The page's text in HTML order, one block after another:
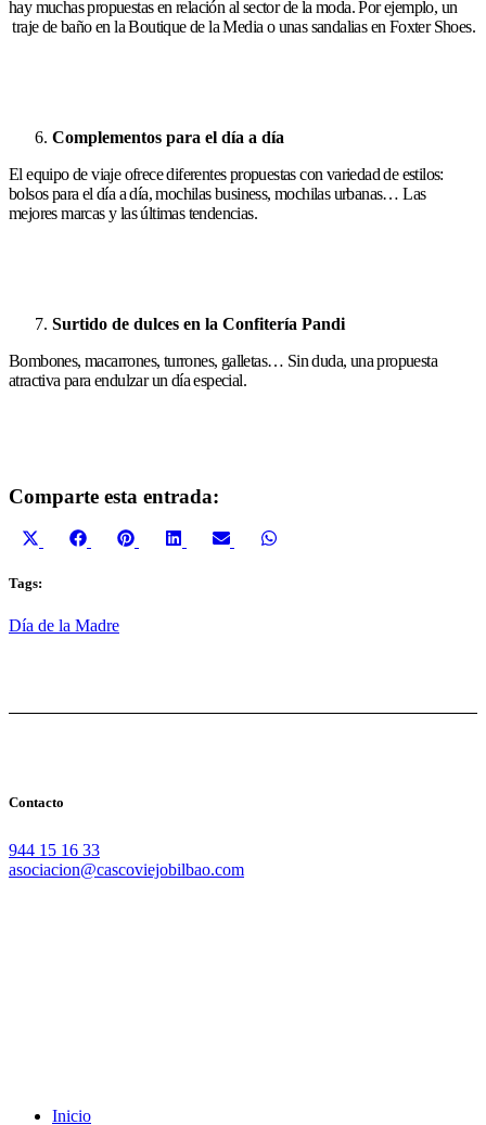
hay muchas propuestas en relación al sector de la moda. Por ejemplo, un
traje de baño en la Boutique de la Media o unas sandalias en Foxter Shoes.
Complementos para el día a día
El equipo de viaje ofrece diferentes propuestas con variedad de estilos:
bolsos para el día a día, mochilas business, mochilas urbanas… Las
mejores marcas y las últimas tendencias.
Surtido de dulces en la Confitería Pandi
Bombones, macarrones, turrones, galletas… Sin duda, una propuesta
atractiva para endulzar un día especial.
Comparte esta entrada:
CompartirCompartir
FacebookCompartir
Pinterest Compartir
LinkedInCompartir
Email
Tags:
Día de la Madre
Contacto
944 15 16 33
asociacion@cascoviejobilbao.com
Inicio